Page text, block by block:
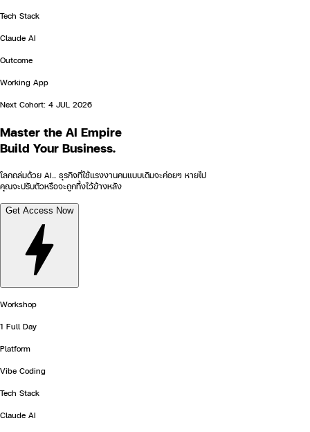
Tech Stack
Claude AI
Outcome
Working App
Next Cohort: 4 JUL 2026
Master the AI Empire
Build Your Business.
โลกถล่มด้วย AI... ธุรกิจที่ใช้แรงงานคนแบบเดิมจะค่อยๆ หายไป
คุณจะปรับตัวหรือจะถูกทิ้งไว้ข้างหลัง
Get Access Now
Workshop
1 Full Day
Platform
Vibe Coding
Tech Stack
Claude AI